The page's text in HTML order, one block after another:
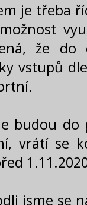
je třeba
že do
vstupů
budou
vrátí se
jsme se